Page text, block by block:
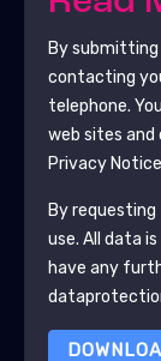
By
contacting
telephone.
web sites
Privacy
By
use. All data
have any